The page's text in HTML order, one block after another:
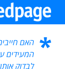
האם
המעידים
לבדוק